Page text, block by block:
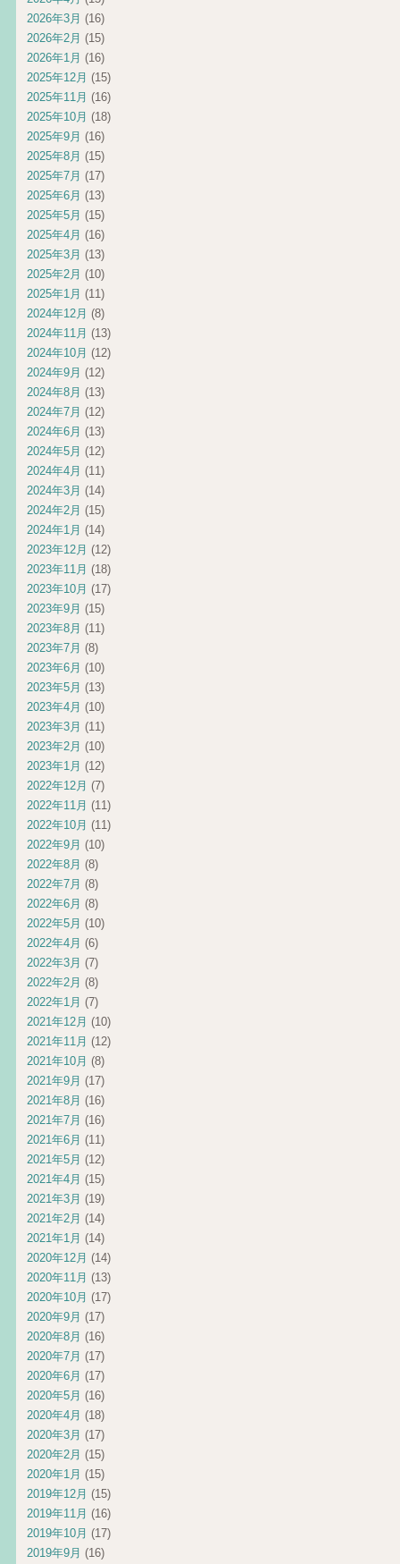
2026年3月 (16)
2026年2月 (15)
2026年1月 (16)
2025年12月 (15)
2025年11月 (16)
2025年10月 (18)
2025年9月 (16)
2025年8月 (15)
2025年7月 (17)
2025年6月 (13)
2025年5月 (15)
2025年4月 (16)
2025年3月 (13)
2025年2月 (10)
2025年1月 (11)
2024年12月 (8)
2024年11月 (13)
2024年10月 (12)
2024年9月 (12)
2024年8月 (13)
2024年7月 (12)
2024年6月 (13)
2024年5月 (12)
2024年4月 (11)
2024年3月 (14)
2024年2月 (15)
2024年1月 (14)
2023年12月 (12)
2023年11月 (18)
2023年10月 (17)
2023年9月 (15)
2023年8月 (11)
2023年7月 (8)
2023年6月 (10)
2023年5月 (13)
2023年4月 (10)
2023年3月 (11)
2023年2月 (10)
2023年1月 (12)
2022年12月 (7)
2022年11月 (11)
2022年10月 (11)
2022年9月 (10)
2022年8月 (8)
2022年7月 (8)
2022年6月 (8)
2022年5月 (10)
2022年4月 (6)
2022年3月 (7)
2022年2月 (8)
2022年1月 (7)
2021年12月 (10)
2021年11月 (12)
2021年10月 (8)
2021年9月 (17)
2021年8月 (16)
2021年7月 (16)
2021年6月 (11)
2021年5月 (12)
2021年4月 (15)
2021年3月 (19)
2021年2月 (14)
2021年1月 (14)
2020年12月 (14)
2020年11月 (13)
2020年10月 (17)
2020年9月 (17)
2020年8月 (16)
2020年7月 (17)
2020年6月 (17)
2020年5月 (16)
2020年4月 (18)
2020年3月 (17)
2020年2月 (15)
2020年1月 (15)
2019年12月 (15)
2019年11月 (16)
2019年10月 (17)
2019年9月 (16)